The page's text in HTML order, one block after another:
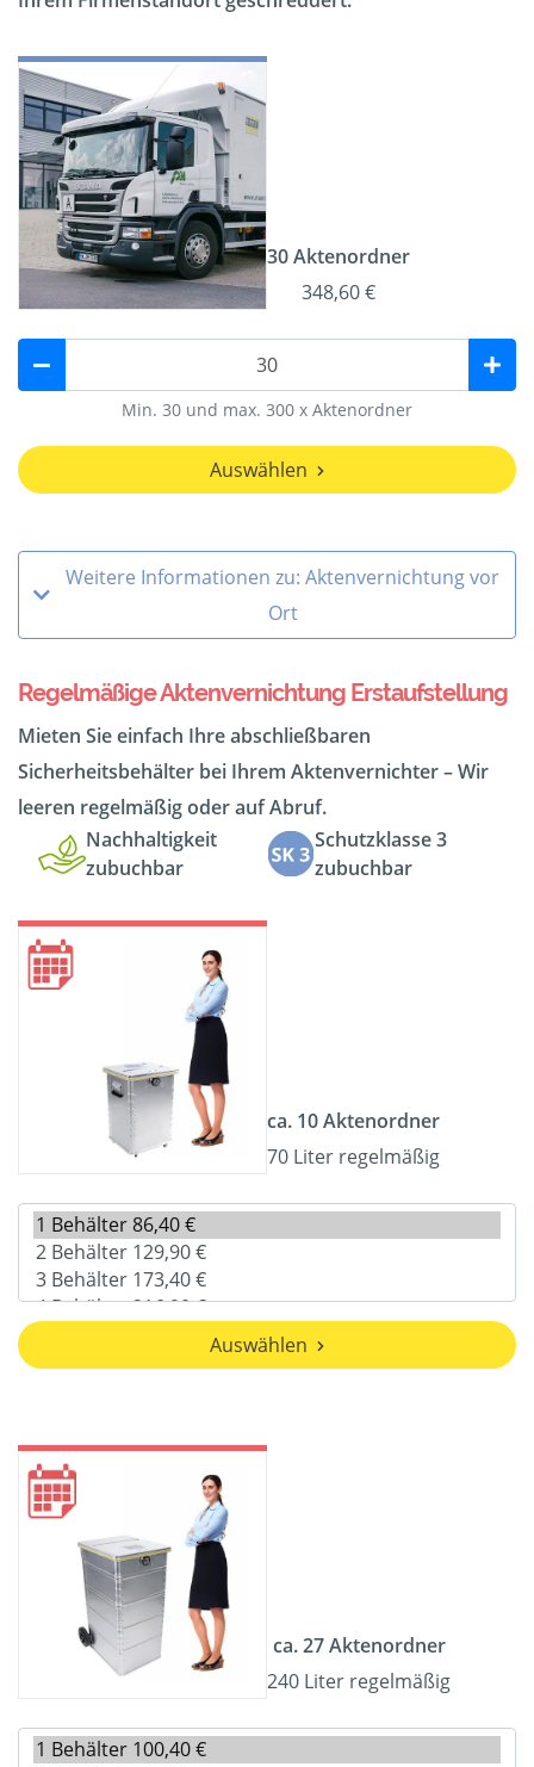
30 Aktenordner
348,60 €
Min. 30 und max. 300 x Aktenordner
Auswählen
Weitere Informationen zu: Aktenvernichtung vor
Ort
Regelmäßige Aktenvernichtung Erstaufstellung
Mieten Sie einfach Ihre abschließbaren
Sicherheitsbehälter bei Ihrem Aktenvernichter – Wir
leeren regelmäßig oder auf Abruf.
Nachhaltigkeit
zubuchbar
Schutzklasse 3
zubuchbar
ca. 10 Aktenordner
70 Liter regelmäßig
Auswählen
ca. 27 Aktenordner
240 Liter regelmäßig